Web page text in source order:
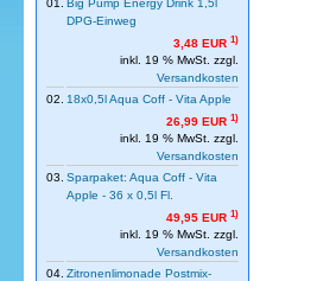
01. Big Pump Energy Drink 1,5l
DPG-Einweg
3,48 EUR 1)
inkl. 19 % MwSt. zzgl.
Versandkosten
02. 18x0,5l Aqua Coff - Vita Apple
26,99 EUR 1)
inkl. 19 % MwSt. zzgl.
Versandkosten
03. Sparpaket: Aqua Coff - Vita
Apple - 36 x 0,5l Fl.
49,95 EUR 1)
inkl. 19 % MwSt. zzgl.
Versandkosten
04. Zitronenlimonade Postmix-